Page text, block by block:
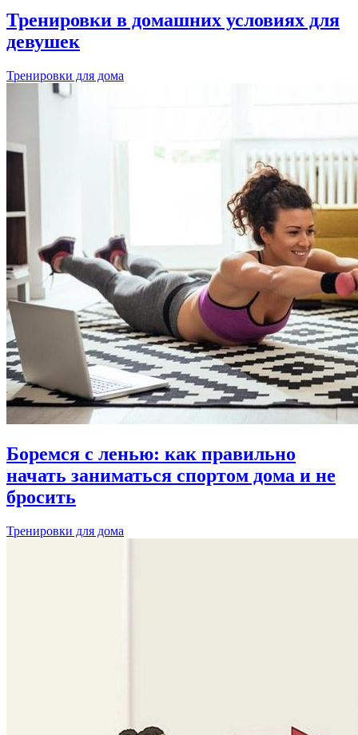
Тренировки в домашних условиях для
девушек
Тренировки для дома
Боремся с ленью: как правильно
начать заниматься спортом дома и не
бросить
Тренировки для дома